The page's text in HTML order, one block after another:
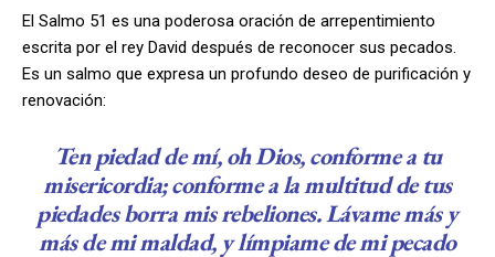
El Salmo 51 es una poderosa oración de arrepentimiento
escrita por el rey David después de reconocer sus pecados.
Es un salmo que expresa un profundo deseo de purificación y
renovación:
Ten piedad de mí, oh Dios, conforme a tu
misericordia; conforme a la multitud de tus
piedades borra mis rebeliones. Lávame más y
más de mi maldad, y límpiame de mi pecado